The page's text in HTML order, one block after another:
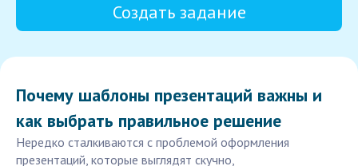
Создать задание
Почему шаблоны презентаций важны и
как выбрать правильное решение
Нередко сталкиваются с проблемой оформления
презентаций, которые выглядят скучно,